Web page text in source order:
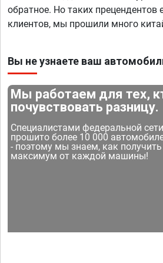
обратное. Но таких
клиентов, мы прошили много
Вы не узнаете ваш
Мы работаем для тех,
почувствовать разницу.
Специалистами федеральной
прошито более 10 000
- поэтому мы знаем, как
максимум от каждой машины!